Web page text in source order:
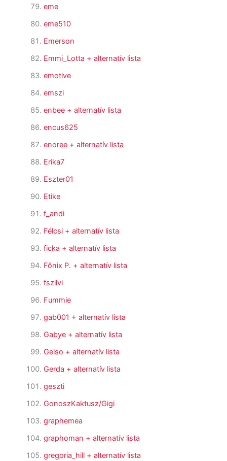
eme
eme510
Emerson
Emmi_Lotta + alternatív lista
emotive
emszi
enbee + alternatív lista
encus625
enoree + alternatív lista
Erika7
Eszter01
Etike
f_andi
Félcsi + alternatív lista
ficka + alternatív lista
Főnix P. + alternatív lista
fszilvi
Fummie
gab001 + alternatív lista
Gabye + alternatív lista
Gelso + alternatív lista
Gerda + alternatív lista
geszti
GonoszKaktusz/Gigi
graphemea
graphoman + alternatív lista
gregoria_hill + alternatív lista